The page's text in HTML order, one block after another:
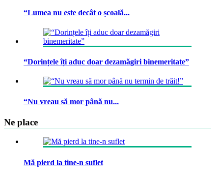
“Lumea nu este decât o școală...
“Dorințele îți aduc doar dezamăgiri binemeritate”
“Nu vreau să mor până nu...
Ne place
Mă pierd la tine-n suflet